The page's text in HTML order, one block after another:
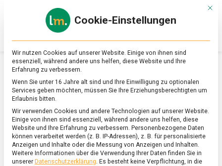
Online-
Magazin
zu
&
Ernährung
SCHLAGWORT:
FERTIGVERPACKUNGSVERORDNUNG
Mit
Cookie-Einstellungen
Wir nutzen Cookies auf unserer Website. Einige von ihnen sind
essenziell, während andere uns helfen, diese Website und Ihre
Erfahrung zu verbessern.
Wenn Sie unter 16 Jahre alt sind und Ihre Einwilligung zu optionalen
Services geben möchten, müssen Sie Ihre Erziehungsberechtigten um
Erlaubnis bitten.
Wir verwenden Cookies und andere Technologien auf unserer Website.
Einige von ihnen sind essenziell, während andere uns helfen, diese
Website und Ihre Erfahrung zu verbessern. Personenbezogene Daten
können verarbeitet werden (z. B. IP-Adressen), z. B. für personalisierte
Anzeigen und Inhalte oder die Messung von Anzeigen und Inhalten.
Weitere Informationen über die Verwendung Ihrer Daten finden Sie in
unserer Datenschutzerklärung. Es besteht keine Verpflichtung, in die